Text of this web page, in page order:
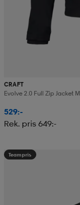
CRAFT
Evolve 2.0 Full Zip Jacket M
529:-
Rek. pris 649:-
Teampris